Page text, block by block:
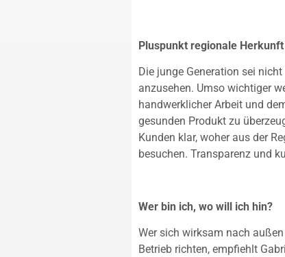
Pluspunkt regionale Herkunft
Die junge Generation sei
anzusehen. Umso wichtiger
handwerklicher Arbeit und
gesunden Produkt zu
Kunden klar, woher aus der
besuchen. Transparenz und
Wer bin ich, wo will ich hin?
Wer sich wirksam nach
Betrieb richten, empfiehlt